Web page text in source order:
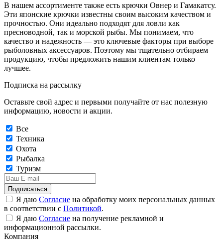
В нашем ассортименте также есть крючки Овнер и Гамакатсу.
Эти японские крючки известны своим высоким качеством и
прочностью. Они идеально подходят для ловли как
пресноводной, так и морской рыбы. Мы понимаем, что
качество и надежность — это ключевые факторы при выборе
рыболовных аксессуаров. Поэтому мы тщательно отбираем
продукцию, чтобы предложить нашим клиентам только
лучшее.
Подписка на рассылку
Оставьте свой адрес и первыми получайте от нас полезную
информацию, новости и акции.
Все
Техника
Охота
Рыбалка
Туризм
Подписаться
Я даю Согласие на обработку моих персональных данных
в соответствии с Политикой.
Я даю Согласие на получение рекламной и
информационной рассылки.
Компания